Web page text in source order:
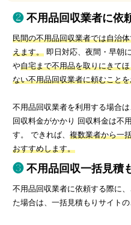
不用品回収業者に依
民間の不用品回収業者では自治
えます。即日対応、夜間・早朝
や自宅まで不用品を取りにきて
ない不用品回収業者に頼むこと
不用品回収業者を利用する場合
回収料金がかかり 回収料金は不
す。 できれば、 複数業者から一
おすすめします。
不用品回収一括見積
不用品回収業者に依頼する際に
た場合は、一括見積もりサイトの